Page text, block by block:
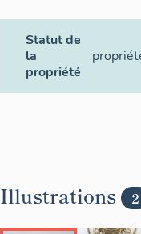
Statut de
la
propriété
Illustrations 2